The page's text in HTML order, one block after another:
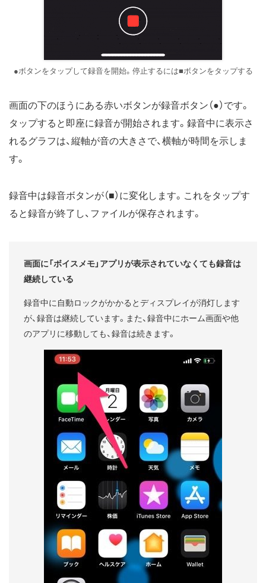
●ボタンをタップして録音を開始。停止するには■ボタンをタップする
画面の下のほうにある赤いボタンが録音ボタン（●）です。
タップすると即座に録音が開始されます。録音中に表示さ
れるグラフは、縦軸が音の大きさで、横軸が時間を示しま
す。
録音中は録音ボタンが（■）に変化します。これをタップす
ると録音が終了し、ファイルが保存されます。
画面に「ボイスメモ」アプリが表示されていなくても録音は
継続している
録音中に自動ロックがかかるとディスプレイが消灯します
が、録音は継続しています。また、録音中にホーム画面や他
のアプリに移動しても、録音は続きます。